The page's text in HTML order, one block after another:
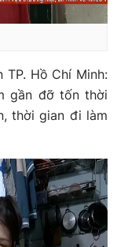
TP. Hồ Chí Minh:
gần đỡ tốn thời
thời gian đi làm